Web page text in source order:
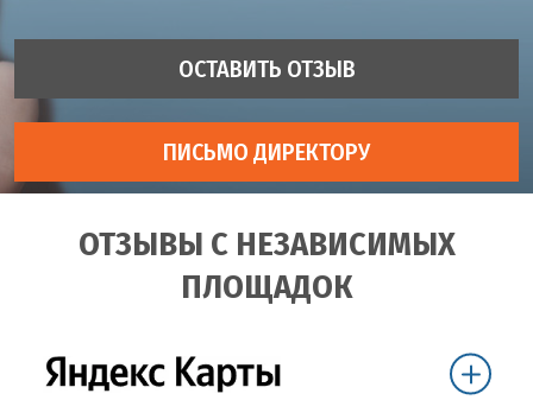
ОСТАВИТЬ ОТЗЫВ
ПИСЬМО ДИРЕКТОРУ
ОТЗЫВЫ С НЕЗАВИСИМЫХ
ПЛОЩАДОК